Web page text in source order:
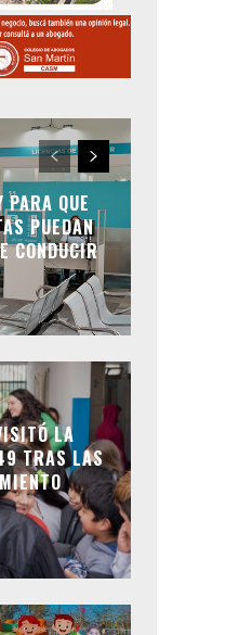
PARA QUE
PUEDAN
CONDUCIR
LA
TRAS LAS